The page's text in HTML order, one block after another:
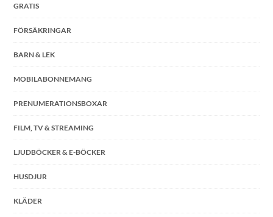
GRATIS
FÖRSÄKRINGAR
BARN & LEK
MOBILABONNEMANG
PRENUMERATIONSBOXAR
FILM, TV & STREAMING
LJUDBÖCKER & E-BÖCKER
HUSDJUR
KLÄDER